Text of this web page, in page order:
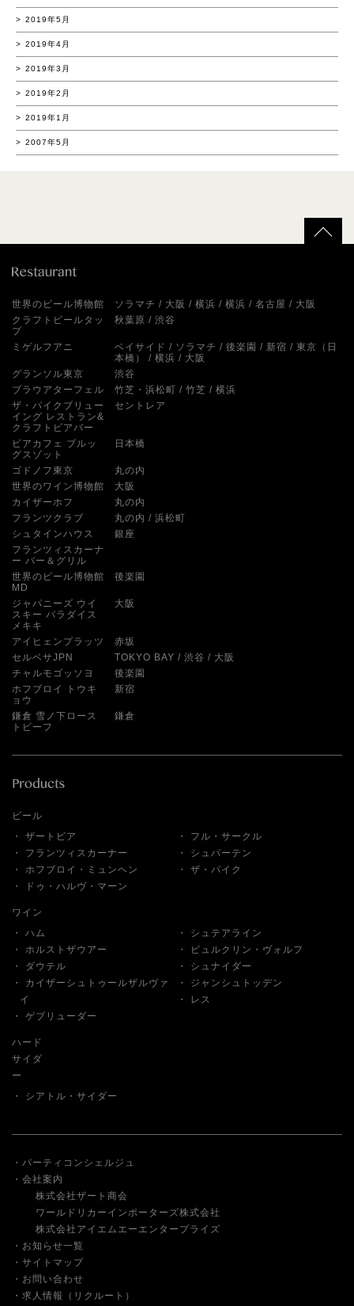
2019年5月
2019年4月
2019年3月
2019年2月
2019年1月
2007年5月
世界のビール博物館 ソラマチ 大阪 横浜 横浜 名古屋
大阪
クラフトビールタッ
プ
秋葉原 渋谷
ミゲルフアニ ベイサイド ソラマチ 後楽園 新宿
東京（日
本橋）
横浜
大阪
グランソル東京
渋谷
ブラウアターフェル
竹芝・浜松町 竹芝
横浜
ザ・パイクブリュー
イング レストラン&
クラフトビアバー
セントレア
ビアカフェ ブルッ
グスゾット
日本橋
ゴドノフ東京
丸の内
世界のワイン博物館
大阪
カイザーホフ
丸の内
フランツクラブ
丸の内
浜松町
シュタインハウス
銀座
フランツィスカーナ
ー バー＆グリル
世界のビール博物館
MD
後楽園
ジャパニーズ ウイ
スキー パラダイス
メキキ
大阪
アイヒェンプラッツ
赤坂
セルベサJPN
TOKYO BAY 渋谷
大阪
チャルモゴッソヨ
後楽園
ホフブロイ トウキ
ョウ
新宿
鎌倉 雪ノ下ロース
トビーフ
鎌倉
ビール
ザートビア
フル・サークル
フランツィスカーナー
シュパーテン
ホフブロイ・ミュンヘン
ザ・パイク
ドゥ・ハルヴ・マーン
ワイン
ハム
シュテアライン
ホルストザウアー
ビュルクリン・ヴォルフ
ダウテル
シュナイダー
カイザーシュトゥールザルヴァ
イ
ジャンシュトッデン
レス
ゲブリューダー
ハード
サイダ
ー
シアトル・サイダー
パーティコンシェルジュ
会社案内
株式会社ザート商会
ワールドリカーインポーターズ株式会社
株式会社アイエムエーエンタープライズ
お知らせ一覧
サイトマップ
お問い合わせ
求人情報（リクルート）